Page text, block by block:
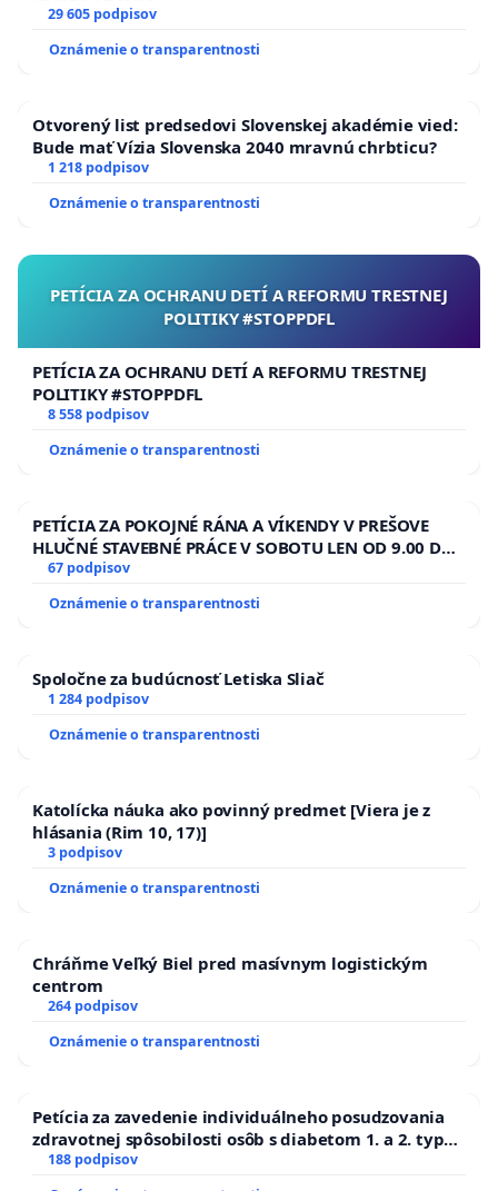
29 605 podpisov
Oznámenie o transparentnosti
Otvorený list predsedovi Slovenskej akadémie vied:
Bude mať Vízia Slovenska 2040 mravnú chrbticu?
1 218 podpisov
Oznámenie o transparentnosti
PETÍCIA ZA OCHRANU DETÍ A REFORMU TRESTNEJ
POLITIKY #STOPPDFL
PETÍCIA ZA OCHRANU DETÍ A REFORMU TRESTNEJ
POLITIKY #STOPPDFL
8 558 podpisov
Oznámenie o transparentnosti
PETÍCIA ZA POKOJNÉ RÁNA A VÍKENDY V PREŠOVE
HLUČNÉ STAVEBNÉ PRÁCE V SOBOTU LEN OD 9.00 DO
13.00 HOD., CEZ PRACOVNÝ TÝŽDEŇ CIEĽ 8.00 – 18.00
HOD. A PRAVIDELNÁ KONTROLA STAVBY C-AREA NA
ĎUMBIERSKEJ/MAGU
67 podpisov
Oznámenie o transparentnosti
Spoločne za budúcnosť Letiska Sliač
1 284 podpisov
Oznámenie o transparentnosti
Katolícka náuka ako povinný predmet [Viera je z
hlásania (Rim 10, 17)]
3 podpisov
Oznámenie o transparentnosti
Chráňme Veľký Biel pred masívnym logistickým
centrom
264 podpisov
Oznámenie o transparentnosti
Petícia za zavedenie individuálneho posudzovania
zdravotnej spôsobilosti osôb s diabetom 1. a 2. typu
pri prijímaní do Policajného zboru SR
188 podpisov